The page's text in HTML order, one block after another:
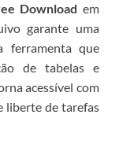
Download em
garante uma
ferramenta que
de tabelas e
acessível com
liberte de tarefas